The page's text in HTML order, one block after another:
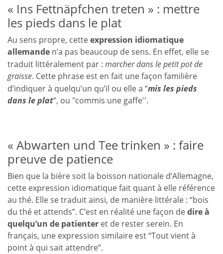
« Ins Fettnäpfchen treten » : mettre
les pieds dans le plat
Au sens propre, cetteexpression idiomatique
allemande n’a pas beaucoup de sens. En effet, elle se
traduit littéralement par : marcher dans le petit pot de
graisse. Cette phrase est en fait une façon familière
d’indiquer à quelqu’un qu’il ou elle a “mis les pieds
dans le plat”, ou "commis une gaffe''.
« Abwarten und Tee trinken » : faire
preuve de patience
Bien que la bière soit la boisson nationale d’Allemagne,
cette expression idiomatique fait quant à elle référence
au thé. Elle se traduit ainsi, de manière littérale : “bois
du thé et attends”. C’est en réalité une façon dedire à
quelqu’un de patienter et de rester serein. En
français, une expression similaire est “Tout vient à
point à qui sait attendre”.